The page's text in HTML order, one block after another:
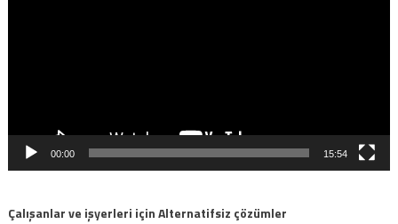
00:00 15:54
Çalışanlar ve işyerleri için Alternatifsiz çözümler